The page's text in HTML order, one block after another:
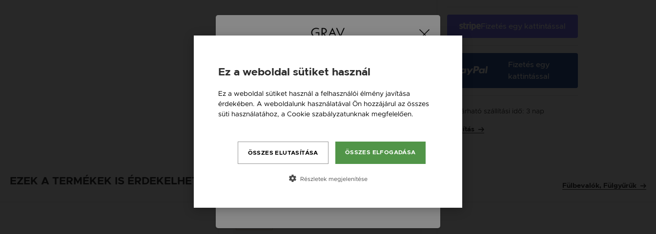
Fizetés egy
kattintással
Várható szállítási idő: 3 nap
Szállítás
EZEK A TERMÉKEK IS ÉRDEKELHETNEK Fülbevalók, Fülgyűrűk
Österreich / AT
România / RO
Slovensko / SK
Ez a weboldal sütiket használ
Ez a weboldal sütiket használ a felhasználói élmény javítása
érdekében. A weboldalunk használatával Ön hozzájárul az összes
süti használatához, a Cookie szabályzatunknak megfelelően.
ÖSSZES ELFOGADÁSA
ÖSSZES ELUTASÍTÁSA
Részletek megjelenítése